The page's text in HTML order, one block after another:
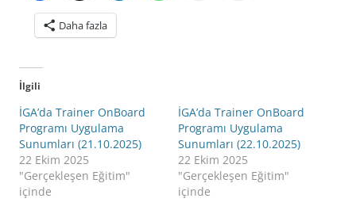
Daha fazla
İlgili
İGA’da Trainer OnBoard
Programı Uygulama
Sunumları (21.10.2025)
22 Ekim 2025
"Gerçekleşen Eğitim"
içinde
İGA’da Trainer OnBoard
Programı Uygulama
Sunumları (22.10.2025)
22 Ekim 2025
"Gerçekleşen Eğitim"
içinde